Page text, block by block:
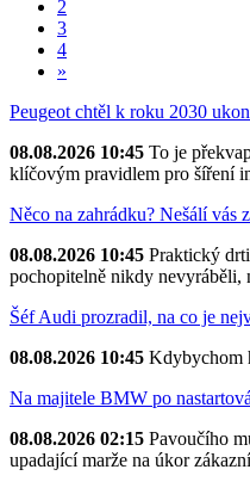
2
3
4
»
Peugeot chtěl k roku 2030
08.08.2026 10:45 To je
klíčovým pravidlem pro šíření
Něco na zahrádku? Nešálí
08.08.2026 10:45 Praktický
pochopitelně nikdy nevyráběli,
Šéf Audi prozradil, na co je
08.08.2026 10:45 Kdybychom
Na majitele BMW po
08.08.2026 02:15 Pavoučího
upadající marže na úkor